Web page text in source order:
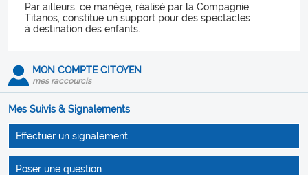
Par ailleurs, ce manège, réalisé par la Compagnie
Titanos, constitue un support pour des spectacles
à destination des enfants.
MON COMPTE CITOYEN
mes raccourcis
Mes Suivis & Signalements
Effectuer un signalement
Poser une question